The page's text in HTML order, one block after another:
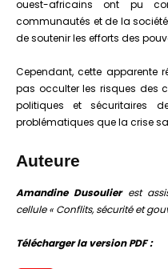
ouest-africains ont pu
communautés et de la
de soutenir les efforts des
Cependant, cette apparente
pas occulter les risques des
politiques et sécuritaires
problématiques que la crise
Auteure
Amandine Dusoulier est
cellule « Conflits, sécurité et
Télécharger la version PDF :